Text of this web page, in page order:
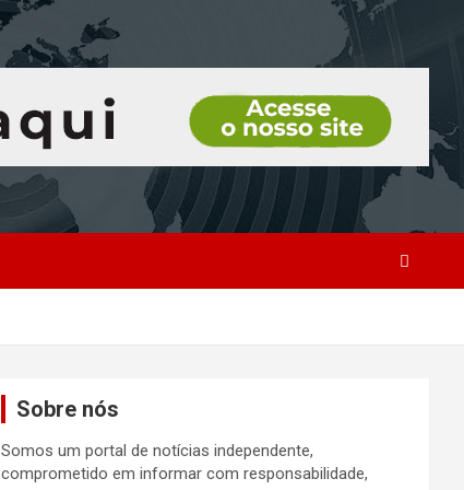
Sobre nós
Somos um portal de notícias independente,
comprometido em informar com responsabilidade,